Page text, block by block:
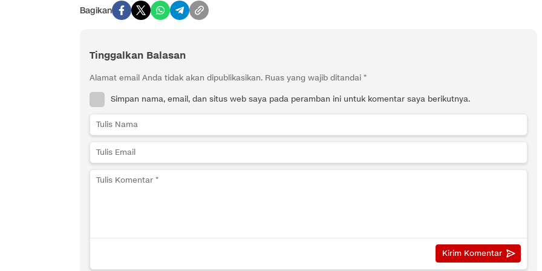
Bagikan
Tinggalkan Balasan
Alamat email Anda tidak akan dipublikasikan. Ruas yang wajib ditandai *
Simpan nama, email, dan situs web saya pada peramban ini untuk komentar saya berikutnya.